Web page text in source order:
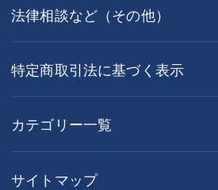
法律相談など（その他）
特定商取引法に基づく表示
カテゴリー一覧
サイトマップ